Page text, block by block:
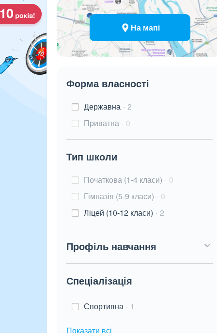
На мапі
Форма власності
Державна
2
Приватна
0
Тип школи
Початкова (1-4 класи)
0
Гімназія (5-9 класи)
0
Ліцей (10-12 класи)
2
Профіль навчання
Спеціалізація
Спортивна 1
Показати всі